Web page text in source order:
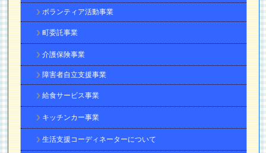
ボランティア活動事業
町委託事業
介護保険事業
障害者自立支援事業
給食サービス事業
キッチンカー事業
生活支援コーディネーターについて